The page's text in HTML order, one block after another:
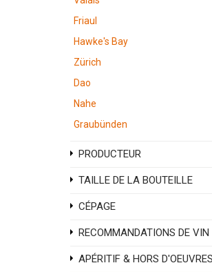
Friaul
Hawke's Bay
Zürich
Dao
Nahe
Graubünden
PRODUCTEUR
TAILLE DE LA BOUTEILLE
CÉPAGE
RECOMMANDATIONS DE VIN
APÉRITIF & HORS D'OEUVRES